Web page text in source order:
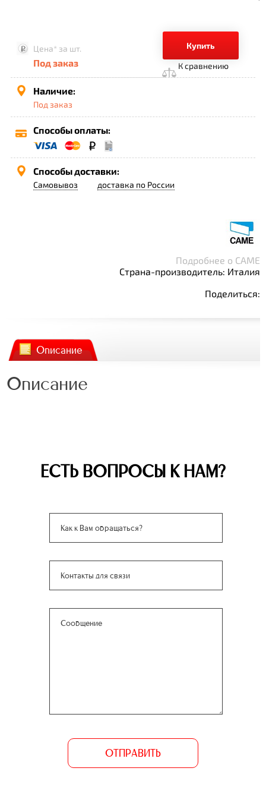
Купить
Цена* за шт.
Под заказ К сравнению
Наличие:
Под заказ
Способы оплаты:
Способы доставки:
Самовывоз доставка по России
Подробнее о CAME
Страна-производитель: Италия
Поделиться:
Описание
Описание
ЕСТЬ ВОПРОСЫ К НАМ?
ОТПРАВИТЬ